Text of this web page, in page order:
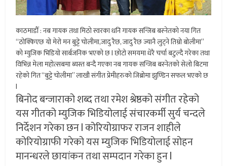
काठमाडौँ : नब गायक तथा मिठो स्वरका धनि गायक सन्जिब बस्नेतको नया गित
“ठोक्किएछ यो मेरो मन बुट्टे चोलीमा,जादु रैछ, जादु रैछ ज्यानै लुट्ने तिम्रो बोलीमा”
को म्युजिक भिडियो सार्बजनिक भएको छ l छोटो समयमा धेरै चर्चा बटुल्दै गरेका तथा
विभिन्न मेला महोत्सबमा ब्यस्त बन्दै गएका नब गायक सन्जिब बस्नेतको सेलो बिटमा
रहेको गित “बुट्टे चोलीमा” लाखौ संगीत प्रेमीहरुको जिब्रोमा झुण्डिन सफल भएको छ
l
बिनोद बन्जाराको शब्द तथा रमेश श्रेष्ठको संगीत रहेको
यस गीतको म्युजिक भिडियोलाई संचारकर्मी सुर्य चन्दले
निर्देशन गरेका छन l कोरियोग्राफर राजन शाहीले
कोरियोग्राफी गरेको यस म्युजिक भिडियोलाई सोहन
मानन्धरले छायांकन तथा सम्पदान गरेका हुन l